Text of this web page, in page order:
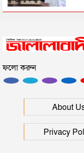
প্রধানমন্ত্রী
সিলেটে
ফলো করুন
About
Privacy